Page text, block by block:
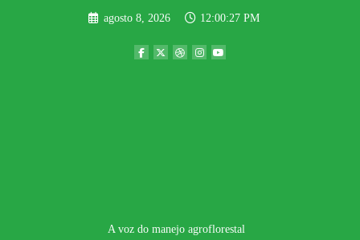
agosto 8, 2026 12:00:27 PM
A voz do manejo agroflorestal